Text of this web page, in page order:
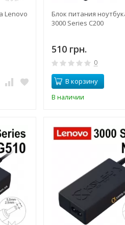
Lenovo
Блок питания
3000 Series C200
510 грн.
0
В корзину
В наличии